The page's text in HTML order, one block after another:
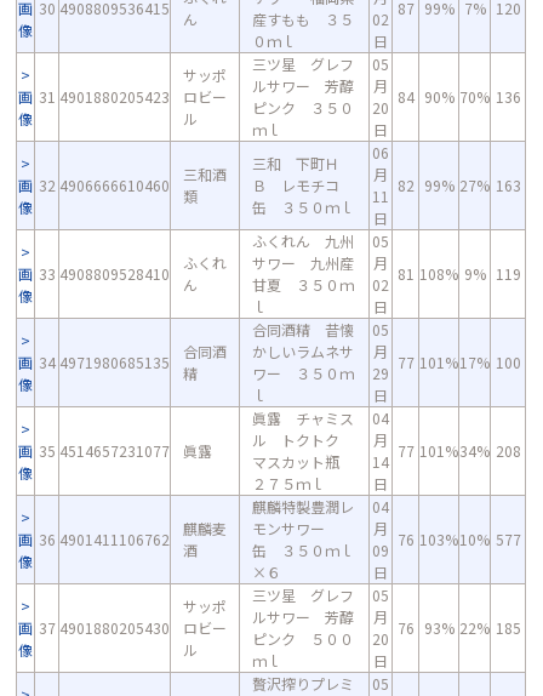
画
像
30 4908809536415
ん
産すもも ３５
０ｍｌ
02
日
87 99% 7% 120
画
像
31 4901880205423
サッポ
ロビー
ル
三ツ星 グレフ
ルサワー 芳醇
ピンク ３５０
ｍｌ
05
月
20
日
84 90% 70% 136
画
像
32 4906666610460
三和酒
類
三和 下町Ｈ
Ｂ レモチコ
缶 ３５０ｍｌ
06
月
11
日
82 99% 27% 163
画
像
33 4908809528410
ふくれ
ん
ふくれん 九州
サワー 九州産
甘夏 ３５０ｍ
ｌ
05
月
02
日
81 108% 9% 119
画
像
34 4971980685135
合同酒
精
合同酒精 昔懐
かしいラムネサ
ワー ３５０ｍ
ｌ
05
月
29
日
77 101%17% 100
画
像
35 4514657231077 眞露
眞露 チャミス
ル トクトク
マスカット瓶
２７５ｍｌ
04
月
14
日
77 101%34% 208
画
像
36 4901411106762
麒麟麦
酒
麒麟特製豊潤レ
モンサワー
缶 ３５０ｍｌ
×６
04
月
09
日
76 103%10% 577
画
像
37 4901880205430
サッポ
ロビー
ル
三ツ星 グレフ
ルサワー 芳醇
ピンク ５００
ｍｌ
05
月
20
日
76 93% 22% 185
贅沢搾りプレミ
05